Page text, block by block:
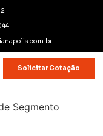
Solicitar Cotação
Segmento